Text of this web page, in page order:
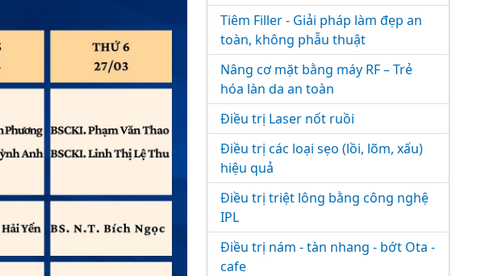
Tiêm Filler - Giải pháp làm đẹp an
toàn, không phẫu thuật
Nâng cơ mặt bằng máy RF – Trẻ
hóa làn da an toàn
Điều trị Laser nốt ruồi
Điều trị các loại sẹo (lồi, lõm, xấu)
hiệu quả
Điều trị triệt lông bằng công nghệ
IPL
Điều trị nám - tàn nhang - bớt Ota -
cafe